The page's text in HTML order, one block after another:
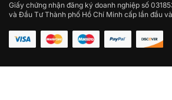
Giấy chứng nhận đăng ký doanh nghiệp số
và Đầu Tư Thành phố Hồ Chí Minh cấp lần đầu